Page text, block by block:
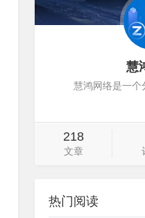
慧
慧鸿网络是一个
218
文章
热门阅读